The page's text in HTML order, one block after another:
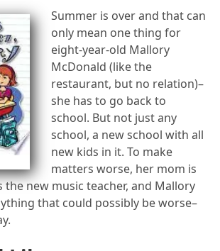
Summer is over and that can
only mean one thing for
eight-year-old Mallory
McDonald (like the
restaurant, but no relation)–
she has to go back to
school. But not just any
school, a new school with all
new kids in it. To make
matters worse, her mom is
the new music teacher, and Mallory
that could possibly be worse–